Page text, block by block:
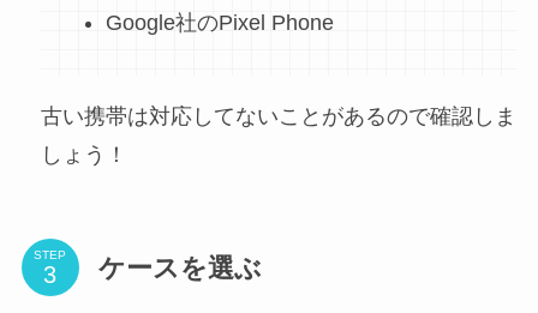
Google社のPixel Phone
古い携帯は対応してないことがあるので確認しま
しょう！
STEP ケースを選ぶ